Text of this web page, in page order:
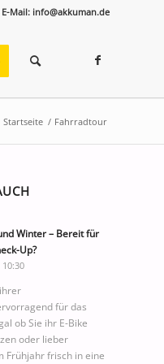
Mail: info@akkuman.de
Startseite / Fahrradtour
Winter – Bereit für
Up?
für das
ob Sie ihr E-Bike
oder lieber
Frühjahr frisch in eine